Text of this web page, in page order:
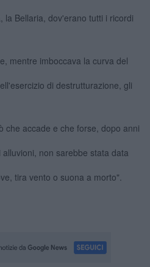
la Bellaria, dov'erano tutti i ricordi
mentre imboccava la curva del
di destrutturazione, gli
che accade e che forse, dopo anni
non sarebbe stata data
tira vento o suona a morto".